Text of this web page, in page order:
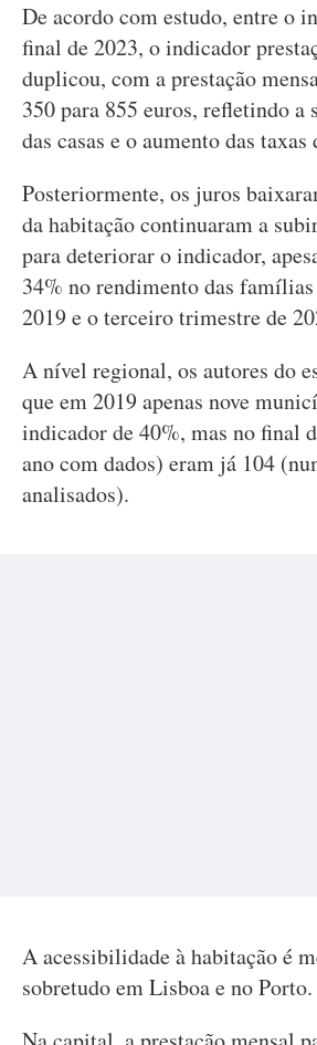
De acordo com estudo, entre o
final de 2023, o indicador
duplicou, com a prestação
350 para 855 euros, refletindo a
das casas e o aumento das taxas
Posteriormente, os juros
da habitação continuaram a
para deteriorar o indicador,
34% no rendimento das
2019 e o terceiro trimestre de
A nível regional, os autores do
que em 2019 apenas nove
indicador de 40%, mas no final
ano com dados) eram já 104
analisados).
A acessibilidade à habitação é
sobretudo em Lisboa e no Porto.